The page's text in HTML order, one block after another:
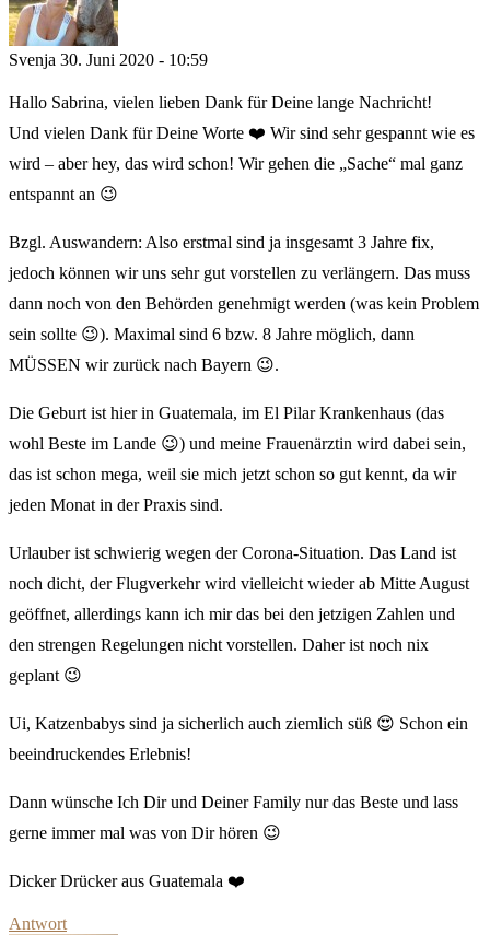
Svenja 30. Juni 2020 - 10:59
Hallo Sabrina, vielen lieben Dank für Deine lange Nachricht!
Und vielen Dank für Deine Worte ❤️ Wir sind sehr gespannt wie es
wird – aber hey, das wird schon! Wir gehen die „Sache“ mal ganz
entspannt an 😉
Bzgl. Auswandern: Also erstmal sind ja insgesamt 3 Jahre fix,
jedoch können wir uns sehr gut vorstellen zu verlängern. Das muss
dann noch von den Behörden genehmigt werden (was kein Problem
sein sollte 😉). Maximal sind 6 bzw. 8 Jahre möglich, dann
MÜSSEN wir zurück nach Bayern 😉.
Die Geburt ist hier in Guatemala, im El Pilar Krankenhaus (das
wohl Beste im Lande 😉) und meine Frauenärztin wird dabei sein,
das ist schon mega, weil sie mich jetzt schon so gut kennt, da wir
jeden Monat in der Praxis sind.
Urlauber ist schwierig wegen der Corona-Situation. Das Land ist
noch dicht, der Flugverkehr wird vielleicht wieder ab Mitte August
geöffnet, allerdings kann ich mir das bei den jetzigen Zahlen und
den strengen Regelungen nicht vorstellen. Daher ist noch nix
geplant 😉
Ui, Katzenbabys sind ja sicherlich auch ziemlich süß 😍 Schon ein
beeindruckendes Erlebnis!
Dann wünsche Ich Dir und Deiner Family nur das Beste und lass
gerne immer mal was von Dir hören 😉
Dicker Drücker aus Guatemala ❤️
Antwort